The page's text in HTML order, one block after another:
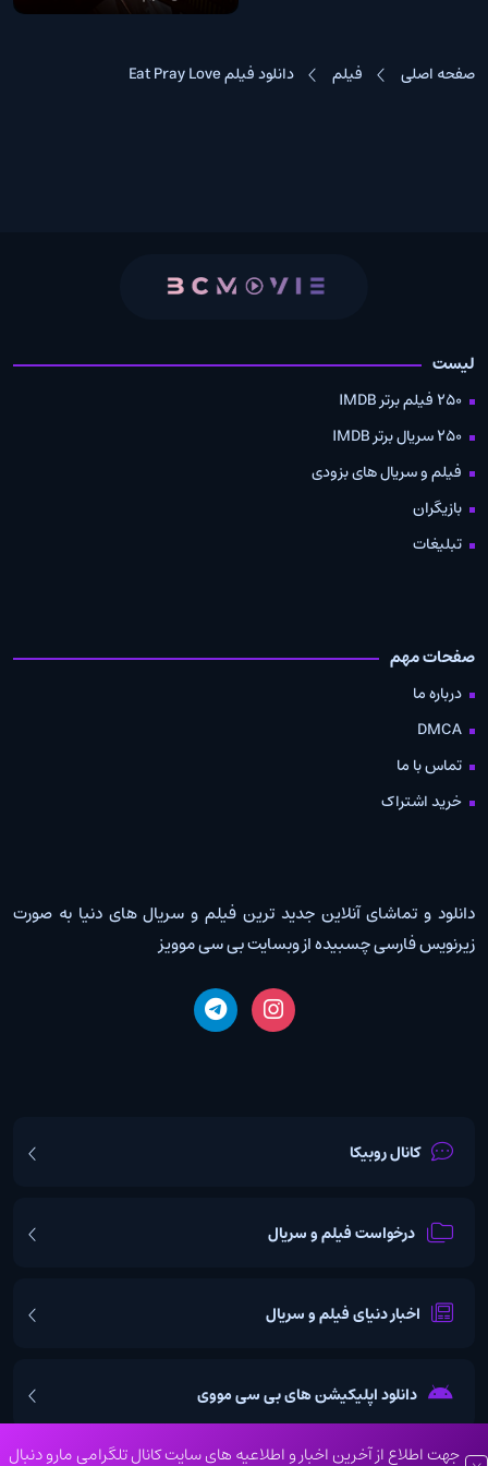
صفحه اصلی فیلم دانلود فیلم Eat Pray Love
جهت اطلاع از آخرین اخبار و اطلاعیه های سایت کانال تلگرامی مارو دنبال
لیست
250 فیلم برتر IMDB
250 سریال برتر IMDB
فیلم و سریال های بزودی
بازیگران
تبلیغات
صفحات مهم
درباره ما
DMCA
تماس با ما
خرید اشتراک
دانلود و تماشای آنلاین جدید ترین فیلم و سریال های دنیا به صورت
زیرنویس فارسی چسبیده از وبسایت بی سی موویز
کانال روبیکا
درخواست فیلم و سریال
اخبار دنیای فیلم و سریال
دانلود اپلیکیشن های بی سی مووی